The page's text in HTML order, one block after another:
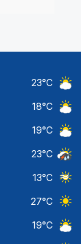
23°C
18°C
19°C
23°C
13°C
27°C
19°C